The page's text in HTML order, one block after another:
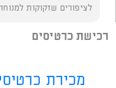
לציפורים שזקוקות
רכישת כרטיסים
מכירת